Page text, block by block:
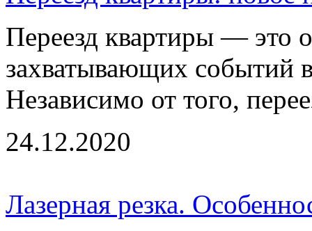
Переезд квартиры — это
захватывающих событий
Независимо от того,
24.12.2020
Лазерная резка.